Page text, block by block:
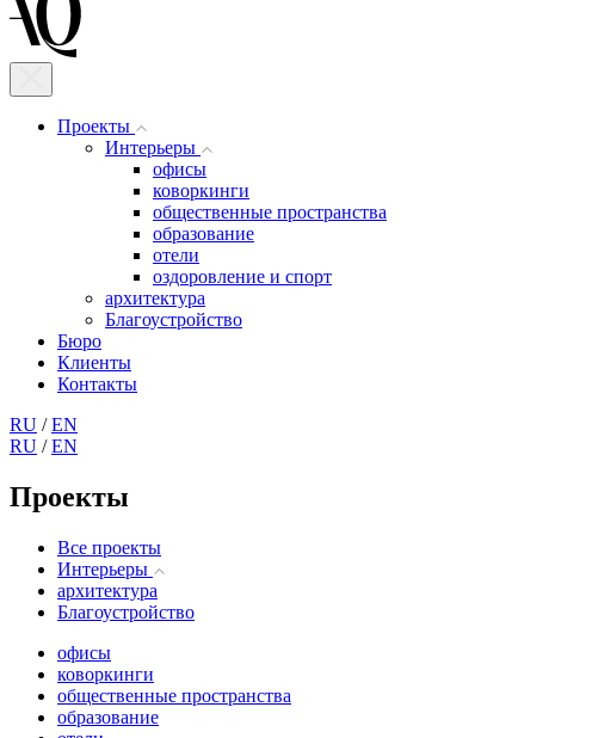
Проекты
Интерьеры
офисы
коворкинги
общественные пространства
образование
отели
оздоровление и спорт
архитектура
Благоустройство
Бюро
Клиенты
Контакты
RU / EN
RU / EN
Проекты
Все проекты
Интерьеры
архитектура
Благоустройство
офисы
коворкинги
общественные пространства
образование